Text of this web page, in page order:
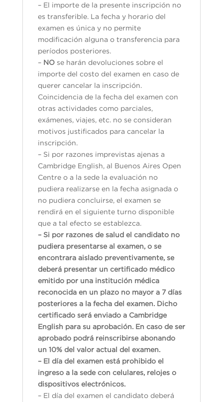
– El importe de la presente inscripción no
es transferible. La fecha y horario del
examen es única y no permite
modificación alguna o transferencia para
períodos posteriores.
– NOse harán devoluciones sobre el
importe del costo del examen en caso de
querer cancelar la inscripción.
Coincidencia de la fecha del examen con
otras actividades como parciales,
exámenes, viajes, etc. no se consideran
motivos justificados para cancelar la
inscripción.
– Si por razones imprevistas ajenas a
Cambridge English, al Buenos Aires Open
Centre o a la sede la evaluación no
pudiera realizarse en la fecha asignada o
no pudiera concluirse, el examen se
rendirá en el siguiente turno disponible
que a tal efecto se establezca.
– Si por razones de salud el candidato no
pudiera presentarse al examen, o se
encontrara aislado preventivamente, se
deberá presentar un certificado médico
emitido por una institución médica
reconocida en un plazo no mayor a 7 días
posteriores a la fecha del examen. Dicho
certificado será enviado a Cambridge
English para su aprobación. En caso de ser
aprobado podrá reinscribirse abonando
un 10% del valor actual del examen.
– El día del examen está prohibido el
ingreso a la sede con celulares, relojes o
dispositivos electrónicos.
– El día del examen el candidato deberá